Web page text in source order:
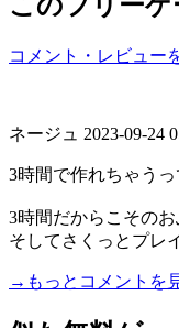
コメント・レビュー
ネージュ 2023-09-24
3時間で作れちゃう
3時間だからこそのお
そしてさくっとプレ
→もっとコメントを